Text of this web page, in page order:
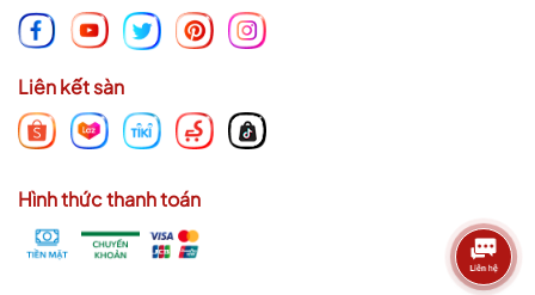
Liên kết sàn
Hình thức thanh toán